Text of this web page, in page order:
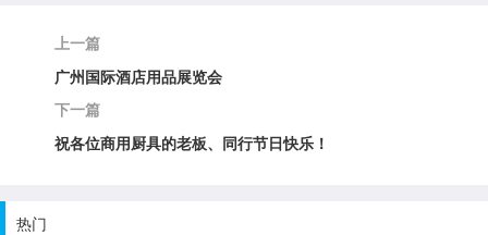
上一篇
广州国际酒店用品展览会
下一篇
祝各位商用厨具的老板、同行节日快乐！
热门